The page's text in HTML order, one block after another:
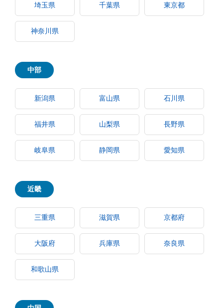
埼玉県 千葉県 東京都
神奈川県
中部
新潟県 富山県 石川県
福井県 山梨県 長野県
岐阜県 静岡県 愛知県
近畿
三重県 滋賀県 京都府
大阪府 兵庫県 奈良県
和歌山県